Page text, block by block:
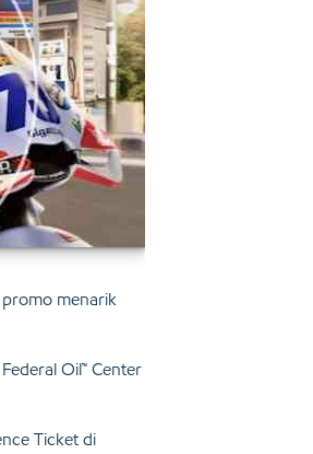
promo menarik
Oil™ Center
Ticket di